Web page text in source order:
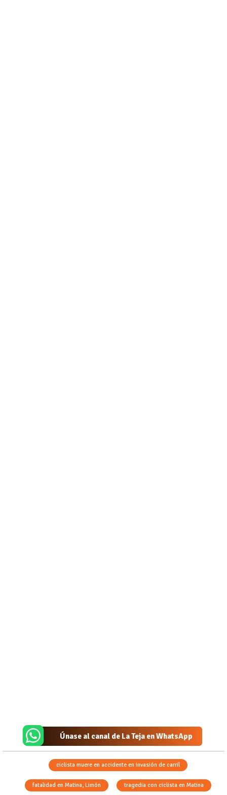
Únase al canal de La Teja en WhatsApp
ciclista muere en accidente en invasión de carril
fatalidad en Matina, Limón tragedia con ciclista en Matina